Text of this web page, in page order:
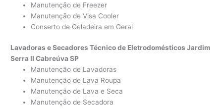
Manutenção de Freezer
Manutenção de Visa Cooler
Conserto de Geladeira em Geral
Lavadoras e Secadores Técnico de Eletrodomésticos Jardim
Serra II Cabreúva SP
Manutenção de Lavadoras
Manutenção de Lava Roupa
Manutenção de Lava e Seca
Manutenção de Secadora